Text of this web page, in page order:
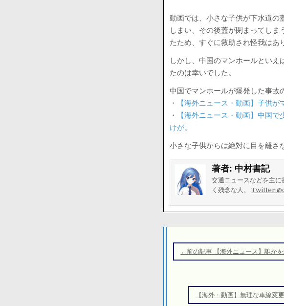
動画では、小さな子供が下水道の
しまい、その後蓋が閉まってし
たため、すぐに救助され怪我はあ
しかし、中国のマンホールとい
たのは幸いでした。
中国でマンホールが爆発した事故
・
【海外ニュース・動画】子供
・
【海外ニュース・動画】中国
けが。
小さな子供からは絶対に目を離さ
著者: 中村書記
交通ニュースなどを主
く残念な人。
稿
ナ
←前の記事 【海外ニュース】誰か
【海外・動画】無理な車線